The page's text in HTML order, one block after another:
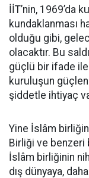
İİT’nin, 1969’da
kundaklanması
olduğu gibi,
olacaktır. Bu
güçlü bir ifade
kuruluşun
şiddetle ihtiyaç
Yine İslâm
Birliği ve benzeri
İslâm birliğinin
dış dünyaya,